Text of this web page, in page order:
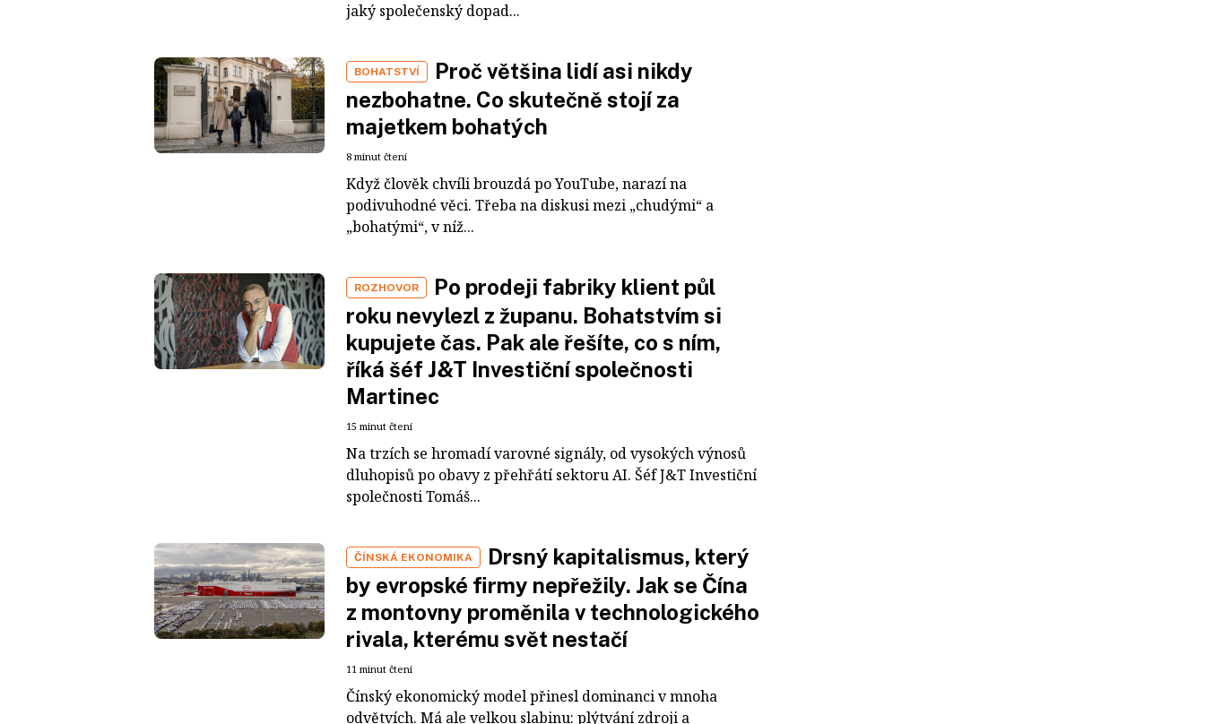
jaký společenský dopad...
BOHATSTVÍ
Proč většina lidí asi nikdy
nezbohatne. Co skutečně stojí za
majetkem bohatých
8 minut čtení
Když člověk chvíli brouzdá po YouTube, narazí na
podivuhodné věci. Třeba na diskusi mezi „chudými“ a
„bohatými“, v níž...
ROZHOVOR
Po prodeji fabriky klient půl
roku nevylezl z županu. Bohatstvím si
kupujete čas. Pak ale řešíte, co s ním,
říká šéf J&T Investiční společnosti
Martinec
15 minut čtení
Na trzích se hromadí varovné signály, od vysokých výnosů
dluhopisů po obavy z přehřátí sektoru AI. Šéf J&T Investiční
společnosti Tomáš...
ČÍNSKÁ EKONOMIKA
Drsný kapitalismus, který
by evropské firmy nepřežily. Jak se Čína
z montovny proměnila v technologického
rivala, kterému svět nestačí
11 minut čtení
Čínský ekonomický model přinesl dominanci v mnoha
odvětvích. Má ale velkou slabinu: plýtvání zdroji a